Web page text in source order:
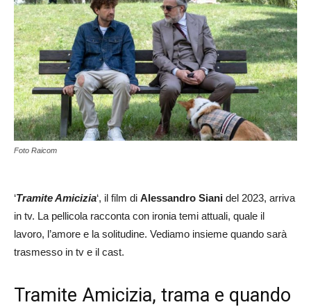
Foto Raicom
‘Tramite Amicizia‘, il film di Alessandro Siani del 2023, arriva
in tv. La pellicola racconta con ironia temi attuali, quale il
lavoro, l’amore e la solitudine. Vediamo insieme quando sarà
trasmesso in tv e il cast.
Tramite Amicizia, trama e quando